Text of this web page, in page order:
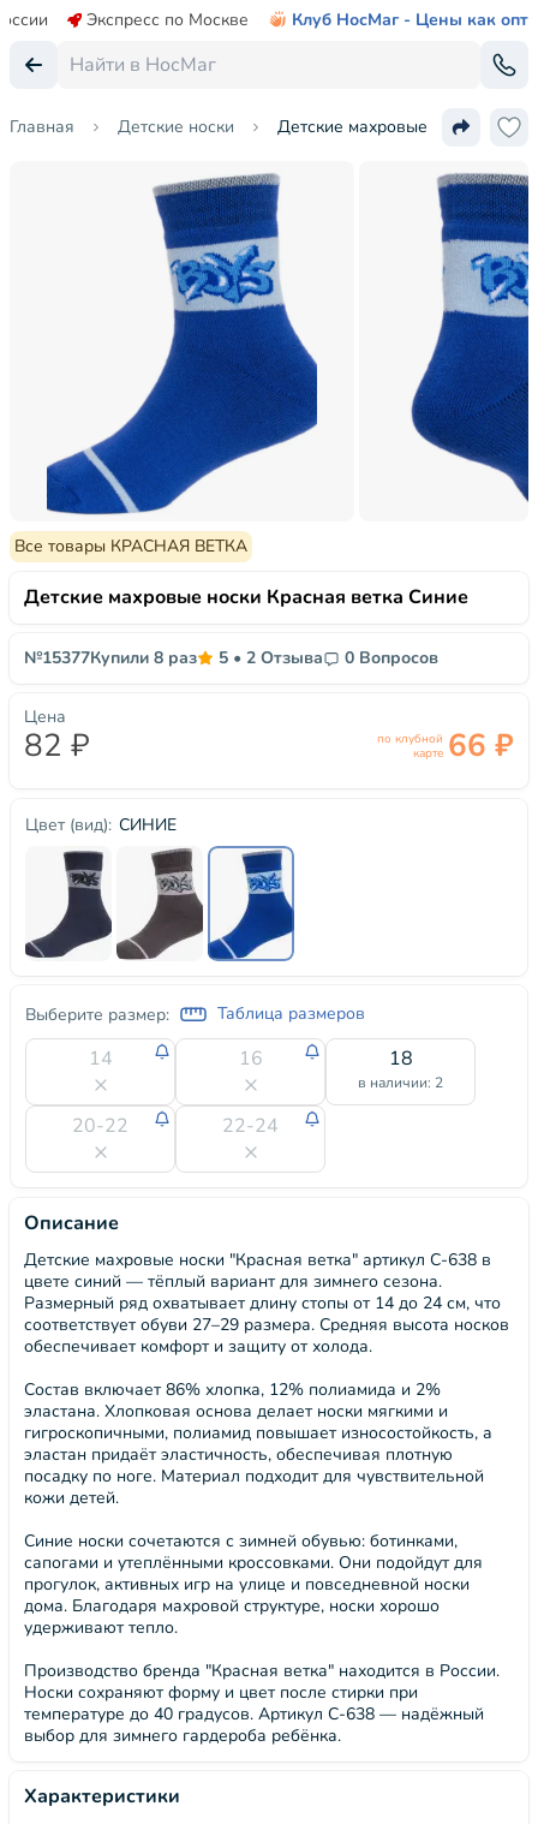
Экспресс по Москве Клуб НосМаг - Цены как опт
Главная Детские носки Детские махровые носки
Все товары КРАСНАЯ ВЕТКА
Детские махровые носки Красная ветка Синие
№15377Купили 8 раз 5 • 2 Отзыва 0 Вопросов
Цвет (вид): СИНИЕ
Выберите размер: Таблица размеров
14 16 18
в наличии: 2
20-22 22-24
Цена
82 ₽
по клубной
карте 66 ₽
Описание
Детские махровые носки "Красная ветка" артикул С-638 в
цвете синий — тёплый вариант для зимнего сезона.
Размерный ряд охватывает длину стопы от 14 до 24 см, что
соответствует обуви 27–29 размера. Средняя высота носков
обеспечивает комфорт и защиту от холода.
Состав включает 86% хлопка, 12% полиамида и 2%
эластана. Хлопковая основа делает носки мягкими и
гигроскопичными, полиамид повышает износостойкость, а
эластан придаёт эластичность, обеспечивая плотную
посадку по ноге. Материал подходит для чувствительной
кожи детей.
Синие носки сочетаются с зимней обувью: ботинками,
сапогами и утеплёнными кроссовками. Они подойдут для
прогулок, активных игр на улице и повседневной носки
дома. Благодаря махровой структуре, носки хорошо
удерживают тепло.
Производство бренда "Красная ветка" находится в России.
Носки сохраняют форму и цвет после стирки при
температуре до 40 градусов. Артикул С-638 — надёжный
выбор для зимнего гардероба ребёнка.
Характеристики